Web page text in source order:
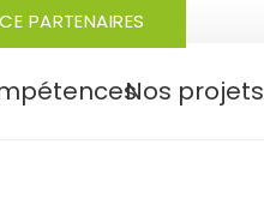
PARTENAIRES
Nos projets